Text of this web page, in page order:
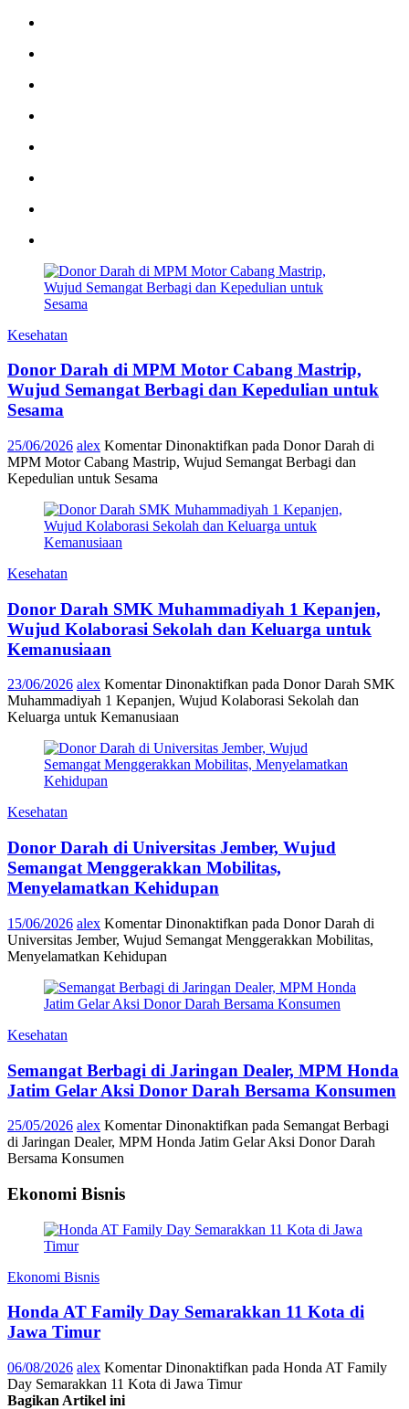
Kesehatan
Donor Darah di MPM Motor Cabang Mastrip,
Wujud Semangat Berbagi dan Kepedulian untuk
Sesama
25/06/2026 alex Komentar Dinonaktifkan pada Donor Darah di
MPM Motor Cabang Mastrip, Wujud Semangat Berbagi dan
Kepedulian untuk Sesama
Kesehatan
Donor Darah SMK Muhammadiyah 1 Kepanjen,
Wujud Kolaborasi Sekolah dan Keluarga untuk
Kemanusiaan
23/06/2026 alex Komentar Dinonaktifkan pada Donor Darah SMK
Muhammadiyah 1 Kepanjen, Wujud Kolaborasi Sekolah dan
Keluarga untuk Kemanusiaan
Kesehatan
Donor Darah di Universitas Jember, Wujud
Semangat Menggerakkan Mobilitas,
Menyelamatkan Kehidupan
15/06/2026 alex Komentar Dinonaktifkan pada Donor Darah di
Universitas Jember, Wujud Semangat Menggerakkan Mobilitas,
Menyelamatkan Kehidupan
Kesehatan
Semangat Berbagi di Jaringan Dealer, MPM Honda
Jatim Gelar Aksi Donor Darah Bersama Konsumen
25/05/2026 alex Komentar Dinonaktifkan pada Semangat Berbagi
di Jaringan Dealer, MPM Honda Jatim Gelar Aksi Donor Darah
Bersama Konsumen
Ekonomi Bisnis
Ekonomi Bisnis
Honda AT Family Day Semarakkan 11 Kota di
Jawa Timur
06/08/2026 alex Komentar Dinonaktifkan pada Honda AT Family
Day Semarakkan 11 Kota di Jawa Timur
Bagikan Artikel ini